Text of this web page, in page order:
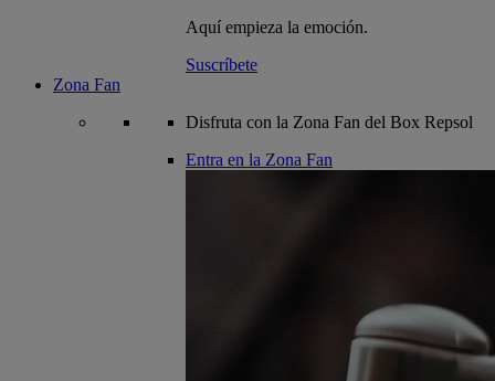
Aquí empieza la emoción.
Suscríbete
Zona Fan
Disfruta con la Zona Fan del Box Repsol
Entra en la Zona Fan